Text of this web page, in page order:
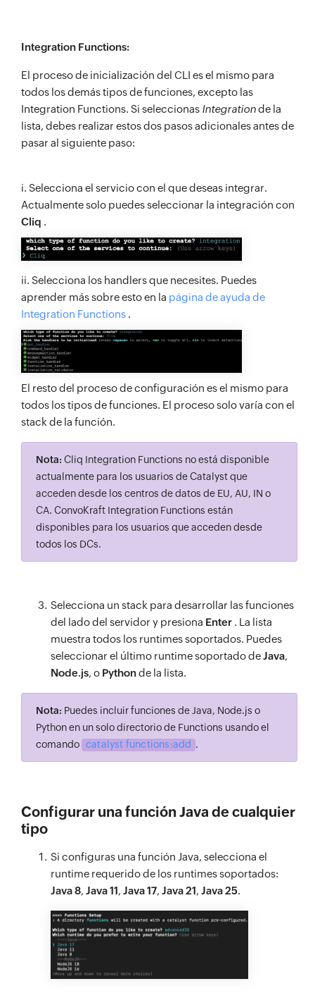
Integration Functions:
El proceso de inicialización del CLI es el mismo para
todos los demás tipos de funciones, excepto las
Integration Functions. Si seleccionas Integrationde la
lista, debes realizar estos dos pasos adicionales antes de
pasar al siguiente paso:
i. Selecciona el servicio con el que deseas integrar.
Actualmente solo puedes seleccionar la integración con
Cliq .
ii. Selecciona los handlers que necesites. Puedes
aprender más sobre esto en la página de ayuda de
Integration Functions .
El resto del proceso de configuración es el mismo para
todos los tipos de funciones. El proceso solo varía con el
stack de la función.
Nota: Cliq Integration Functions no está disponible
actualmente para los usuarios de Catalyst que
acceden desde los centros de datos de EU, AU, IN o
CA. ConvoKraft Integration Functions están
disponibles para los usuarios que acceden desde
todos los DCs.
Selecciona un stack para desarrollar las funciones
del lado del servidor y presiona Enter . La lista
muestra todos los runtimes soportados. Puedes
seleccionar el último runtime soportado deJava,
Node.js, o Pythonde la lista.
Nota: Puedes incluir funciones de Java, Node.js o
Python en un solo directorio de Functions usando el
comando catalyst functions:add .
Configurar una función Java de cualquier
tipo
Si configuras una función Java, selecciona el
runtime requerido de los runtimes soportados:
Java 8, Java 11, Java 17, Java 21, Java 25.